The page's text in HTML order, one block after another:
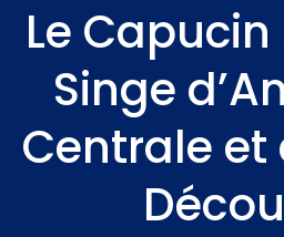
Le Capucin
Singe
Centrale et